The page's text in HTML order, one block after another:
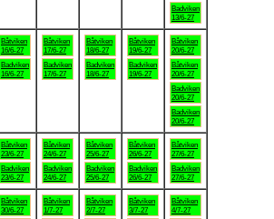
Badviken
13/6-27
Båtviken
16/6-27
Badviken
16/6-27
Båtviken
17/6-27
Badviken
17/6-27
Båtviken
18/6-27
Badviken
18/6-27
Båtviken
19/6-27
Badviken
19/6-27
Båtviken
20/6-27
Båtviken
20/6-27
Badviken
20/6-27
Badviken
20/6-27
Båtviken
23/6-27
Badviken
23/6-27
Båtviken
24/6-27
Badviken
24/6-27
Båtviken
25/6-27
Badviken
25/6-27
Båtviken
26/6-27
Badviken
26/6-27
Båtviken
27/6-27
Badviken
27/6-27
Båtviken
30/6-27
Båtviken
1/7-27
Båtviken
2/7-27
Båtviken
3/7-27
Båtviken
4/7-27